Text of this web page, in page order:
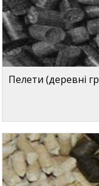
Пелети (деревні